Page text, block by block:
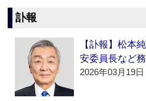
訃報
【訃報】松本
安委員長など
2026年03月19日